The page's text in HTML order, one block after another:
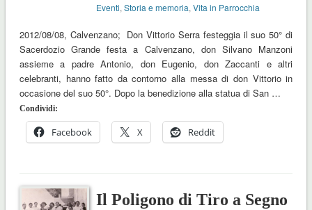
Eventi,Storia e memoria,Vita in Parrocchia
2012/08/08, Calvenzano; Don Vittorio Serra festeggia il suo 50° di
Sacerdozio Grande festa a Calvenzano, don Silvano Manzoni
assieme a padre Antonio, don Eugenio, don Zaccanti e altri
celebranti, hanno fatto da contorno alla messa di don Vittorio in
occasione del suo 50°. Dopo la benedizione alla statua di San …
Condividi:
Facebook X Reddit
Il Poligono di Tiro a Segno